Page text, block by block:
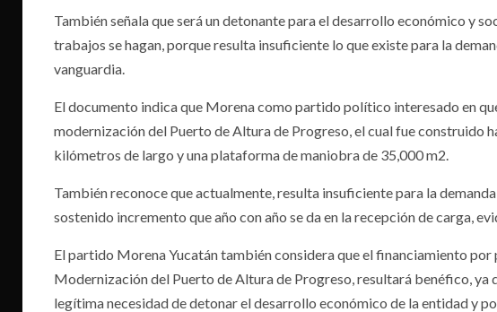
También señala que será un detonante para el desarrollo económico y
trabajos se hagan, porque resulta insuficiente lo que existe para la
vanguardia.
El documento indica que Morena como partido político interesado en
modernización del Puerto de Altura de Progreso, el cual fue construido
kilómetros de largo y una plataforma de maniobra de 35,000 m2.
También reconoce que actualmente, resulta insuficiente para la
sostenido incremento que año con año se da en la recepción de carga,
El partido Morena Yucatán también considera que el financiamiento
Modernización del Puerto de Altura de Progreso, resultará benéfico, ya
legítima necesidad de detonar el desarrollo económico de la entidad y